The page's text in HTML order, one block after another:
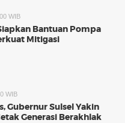
WIB
Bantuan Pompa
Mitigasi
WIB
Gubernur Sulsel Yakin
Generasi Berakhlak